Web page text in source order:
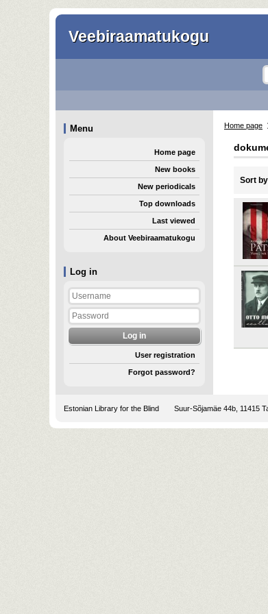
Veebiraamatukogu
Log in
User registration
Forgot password?
Menu
Home page
New books
New periodicals
Top downloads
Last viewed
About Veebiraamatukogu
Home page
Sort by
Estonian Library for the Blind Suur-Sõjamäe 44b, 11415